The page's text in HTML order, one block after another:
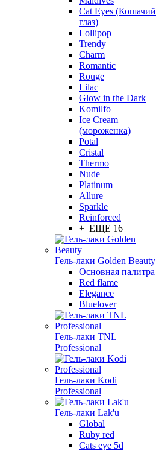
Cat Eyes (Кошачий
глаз)
Lollipop
Trendy
Charm
Romantic
Rouge
Lilac
Glow in the Dark
Komilfo
Ice Cream
(мороженка)
Potal
Cristal
Thermo
Nude
Platinum
Allure
Sparkle
Reinforced
+ ЕЩЕ 16
Гель-лаки Golden Beauty
Основная палитра
Red flame
Elegance
Bluelover
Гель-лаки TNL
Professional
Гель-лаки Kodi
Professional
Гель-лаки Lak'u
Global
Ruby red
Cats eye 5d